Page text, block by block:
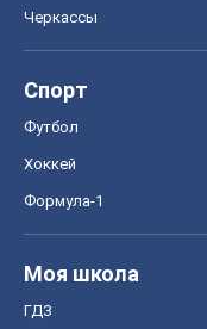
Черкассы
Спорт
Футбол
Хоккей
Формула-1
Моя школа
ГДЗ